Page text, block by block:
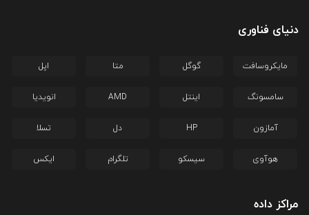
دنیای فناوری
مایکروسافت گوگل متا اپل
سامسونگ اینتل AMD انویدیا
آمازون HP دل تسلا
هوآوی سیسکو تلگرام ایکس
مراکز داده